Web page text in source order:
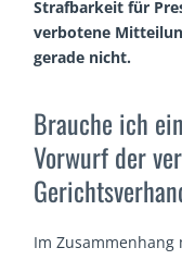
Strafbarkeit für
verbotene
gerade nicht.
Brauche ich
Vorwurf der
Im Zusammenhang